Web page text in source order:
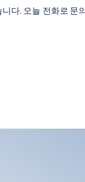
다. 오늘 전화로 문